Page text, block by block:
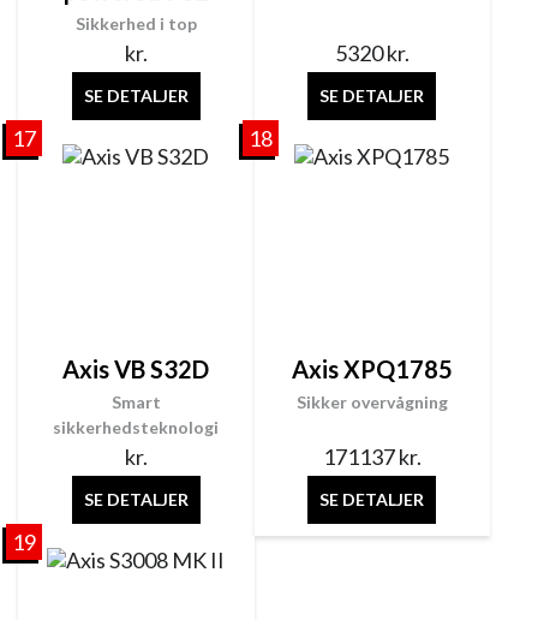
Sikkerhed i top
kr.
SE DETALJER
5320kr.
SE DETALJER
17
Smart
sikkerhedsteknologi
Axis VB S32D
kr.
SE DETALJER
18
Sikker overvågning
Axis XPQ1785
171137kr.
SE DETALJER
19